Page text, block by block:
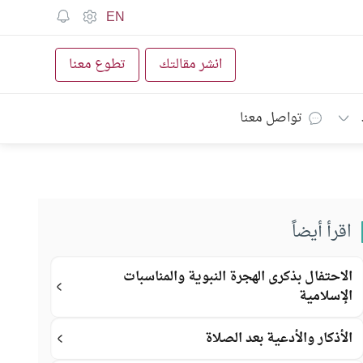
EN
انشر مقالتك تطوع معنا
تواصل معنا
اقرأ أيضاً
الاحتفال بذكرى الهجرة النبوية والمناسبات
الإسلامية
الأذكار والأدعية بعد الصلاة